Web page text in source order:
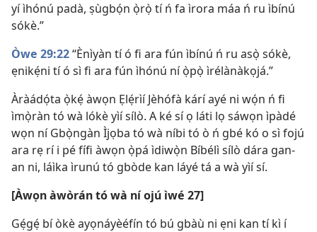
yí ìhónú padà, ṣùgbọ́n ọ̀rọ̀ tí ń fa ìrora máa ń ru ìbínú
sókè.”
Òwe 29:22“Ènìyàn tí ó fi ara fún ìbínú ń ru asọ̀ sókè,
ẹnikẹ́ni tí ó sì fi ara fún ìhónú ní ọ̀pọ̀ ìrélànàkọjá.”
Àràádọ́ta ọ̀kẹ́ àwọn Ẹlẹ́rìí Jèhófà kárí ayé ni wọ́n ń fi
ìmọ̀ràn tó wà lókè yìí sílò. A ké sí ọ láti lọ sáwọn ìpàdé
wọn ní Gbọ̀ngàn Ìjọba tó wà níbi tó ò ń gbé kó o sì fojú
ara rẹ rí i pé fífi àwọn ọ̀pá ìdiwọ̀n Bíbélì sílò dára gan-
an ni, láìka ìrunú tó gbòde kan láyé tá a wà yìí sí.
[Àwọn àwòrán tó wà ní ojú ìwé 27]
Gẹ́gẹ́ bí òkè ayọnáyèéfín tó bú gbàù ni ẹni kan tí kì í